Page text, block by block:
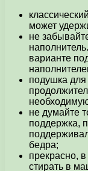
может
не
варианте
подушка
не думайте
поддержка,
бедра;
прекрасно,
стирать в